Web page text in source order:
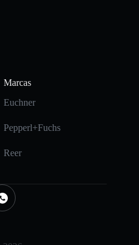
Marcas
Euchner
Pepperl+Fuchs
Reer